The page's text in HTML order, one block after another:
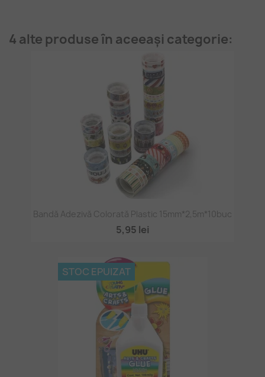
4 alte produse în aceeași categorie:
Bandă Adezivă Colorată Plastic 15mm*2,5m*10buc
5,95 lei
STOC EPUIZAT